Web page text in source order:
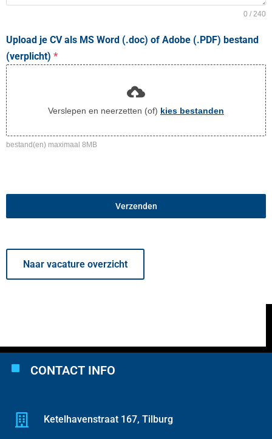
0 / 240
Upload je CV als MS Word (.doc) of Adobe (.PDF) bestand
(verplicht) *
Verslepen en neerzetten (of) kies bestanden
bestand(en) maximaal 8MB
Verzenden
Naar vacature overzicht
CONTACT INFO
Ketelhavenstraat 167, Tilburg